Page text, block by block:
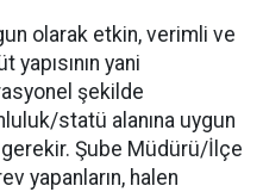
olarak etkin, verimli ve
yani
şekilde
statü alanına uygun
Şube Müdürü/İlçe
yapanların, halen